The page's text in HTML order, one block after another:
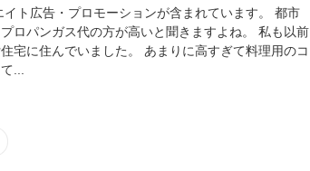
ト広告・プロモーションが含まれています。 都市
ロパンガス代の方が高いと聞きますよね。 私も以前
宅に住んでいました。 あまりに高すぎて料理用のコ
...